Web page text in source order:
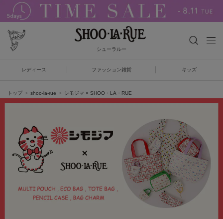
シューラルー
レディース ファッション雑貨 キッズ
トップ shoo-la-rue シモジマ × SHOO・LA・RUE